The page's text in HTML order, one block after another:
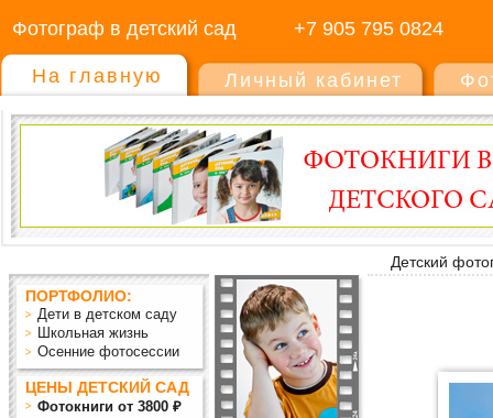
Фотограф в детский сад +7 905 795 0824
На главную Личный кабинет
Детский
ПОРТФОЛИО:
Дети в детском саду
Школьная жизнь
Осенние фотосессии
ЦЕНЫ ДЕТСКИЙ САД
Фотокниги от 3800 ₽